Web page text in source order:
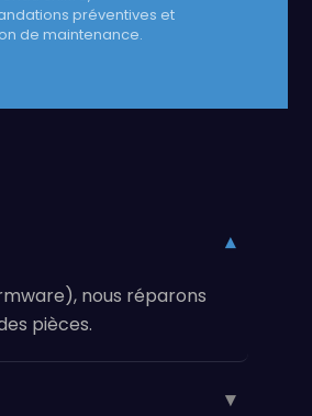
préventives et
de maintenance.
▾
nous réparons
pièces.
▾